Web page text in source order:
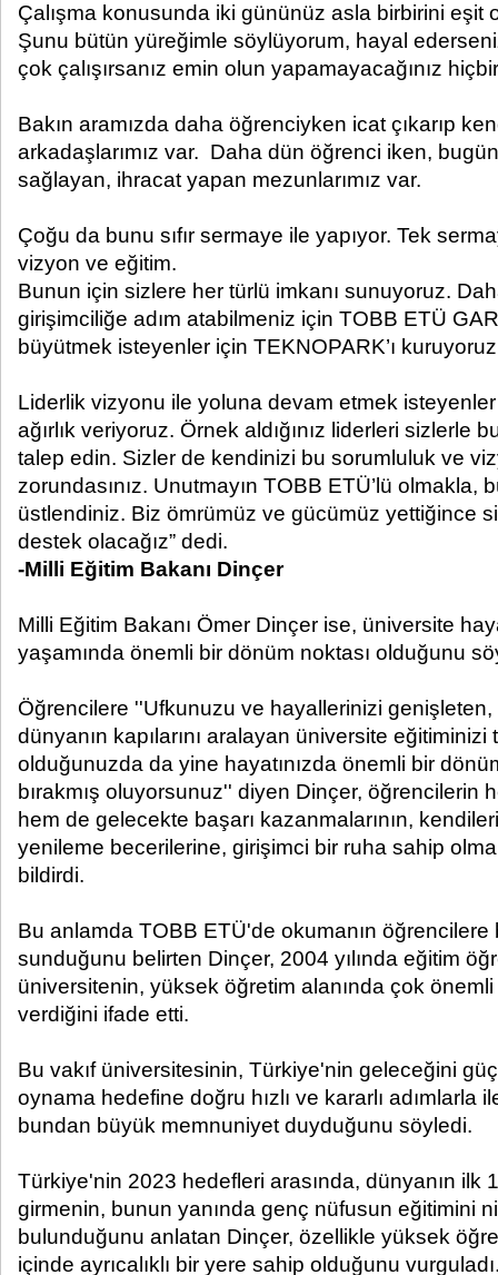
Çalışma konusunda iki gününüz asla birbirini eşit
Şunu bütün yüreğimle söylüyorum, hayal
çok çalışırsanız emin olun yapamayacağınız
Bakın aramızda daha öğrenciyken icat çıkarıp
arkadaşlarımız var. Daha dün öğrenci iken,
sağlayan, ihracat yapan mezunlarımız var.
Çoğu da bunu sıfır sermaye ile yapıyor. Tek
vizyon ve eğitim.
Bunun için sizlere her türlü imkanı sunuyoruz.
girişimciliğe adım atabilmeniz için TOBB ETÜ
büyütmek isteyenler için TEKNOPARK’ı
Liderlik vizyonu ile yoluna devam etmek
ağırlık veriyoruz. Örnek aldığınız liderleri sizlerle
talep edin. Sizler de kendinizi bu sorumluluk ve
zorundasınız. Unutmayın TOBB ETÜ’lü olmakla,
üstlendiniz. Biz ömrümüz ve gücümüz yettiğince
destek olacağız” dedi.
-Milli Eğitim Bakanı Dinçer
Milli Eğitim Bakanı Ömer Dinçer ise, üniversite
yaşamında önemli bir dönüm noktası olduğunu
Öğrencilere ''Ufkunuzu ve hayallerinizi genişleten,
dünyanın kapılarını aralayan üniversite eğitiminizi
olduğunuzda da yine hayatınızda önemli bir
bırakmış oluyorsunuz'' diyen Dinçer, öğrencilerin
hem de gelecekte başarı kazanmalarının,
yenileme becerilerine, girişimci bir ruha sahip
bildirdi.
Bu anlamda TOBB ETÜ'de okumanın öğrencilere
sunduğunu belirten Dinçer, 2004 yılında eğitim
üniversitenin, yüksek öğretim alanında çok önemli
verdiğini ifade etti.
Bu vakıf üniversitesinin, Türkiye'nin geleceğini
oynama hedefine doğru hızlı ve kararlı adımlarla
bundan büyük memnuniyet duyduğunu söyledi.
Türkiye'nin 2023 hedefleri arasında, dünyanın ilk
girmenin, bunun yanında genç nüfusun eğitimini
bulunduğunu anlatan Dinçer, özellikle yüksek
içinde ayrıcalıklı bir yere sahip olduğunu